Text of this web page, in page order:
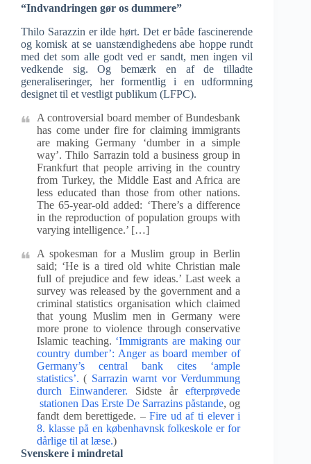
“Indvandringen gør os dummere”
Thilo Sarazzin er ilde hørt. Det er både fascinerende
og komisk at se uanstændighedens abe hoppe rundt
med det som alle godt ved er sandt, men ingen vil
vedkende sig. Og bemærk en af de tilladte
generaliseringer, her formentlig i en udformning
designet til et vestligt publikum (LFPC).
A controversial board member of Bundesbank
has come under fire for claiming immigrants
are making Germany ‘dumber in a simple
way’. Thilo Sarrazin told a business group in
Frankfurt that people arriving in the country
from Turkey, the Middle East and Africa are
less educated than those from other nations.
The 65-year-old added: ‘There’s a difference
in the reproduction of population groups with
varying intelligence.’ […]
A spokesman for a Muslim group in Berlin
said; ‘He is a tired old white Christian male
full of prejudice and few ideas.’ Last week a
survey was released by the government and a
criminal statistics organisation which claimed
that young Muslim men in Germany were
more prone to violence through conservative
Islamic teaching. ‘Immigrants are making our
country dumber’: Anger as board member of
Germany’s central bank cites ‘ample
statistics’. ( Sarrazin warnt vor Verdummung
durch Einwanderer. Sidste årefterprøvede
stationen Das Erste De Sarrazins påstande, og
fandt dem berettigede. –Fire ud af ti elever i
8. klasse på en københavnsk folkeskole er for
dårlige til at læse.)
Svenskere i mindretal